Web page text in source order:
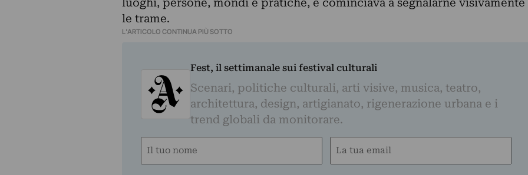
le trame.
L'ARTICOLO CONTINUA PIÙ SOTTO
Fest, il settimanale sui festival culturali
Scenari, politiche culturali, arti visive, musica, teatro,
architettura, design, artigianato, rigenerazione urbana e i
trend globali da monitorare.
Nome
Email